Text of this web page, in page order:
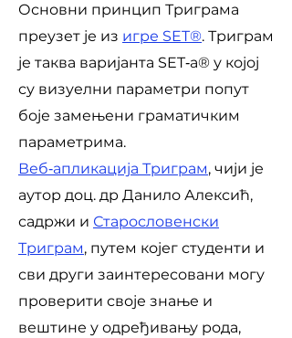
Основни принцип Триграма
преузет је из игре SET®. Триграм
је таква ва­ри­јан­та SET‑а® у којој
су визуелни параметри попут
боје за­ме­ње­ни гра­ма­тичким
параметрима.
Веб‑апликација Триграм, чији је
аутор доц. др Данило Алексић,
садржи и Старословенски
Триграм, путем којег студенти и
сви други заинтересовани могу
проверити своје знање и
вештине у одређивању рода,